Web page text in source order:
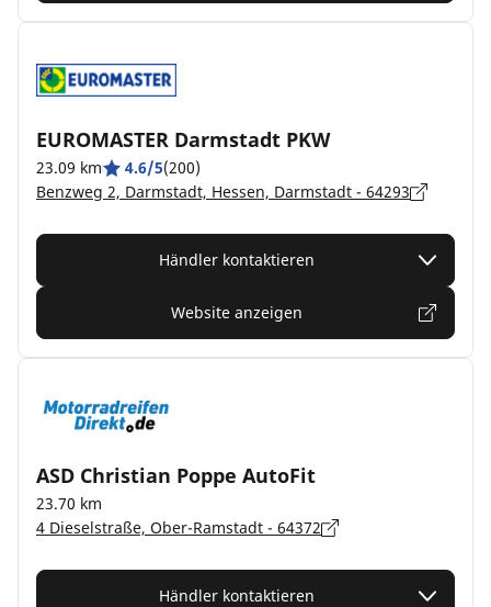
EUROMASTER Darmstadt PKW
23.09 km 4.6/5(200)
Benzweg 2, Darmstadt, Hessen, Darmstadt - 64293
Händler kontaktieren
Website anzeigen
ASD Christian Poppe AutoFit
23.70 km
4 Dieselstraße, Ober-Ramstadt - 64372
Händler kontaktieren